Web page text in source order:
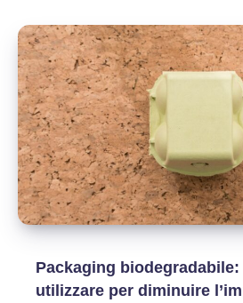
e
costi
Packaging
utilizzare per diminuire